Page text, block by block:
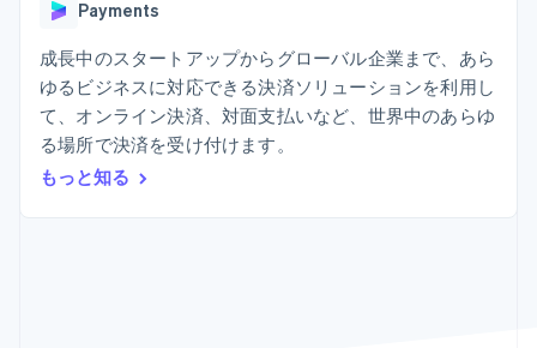
125 以上の決
可能
Terminal
対面支払い
Authorization
Boost
決済成功率の
最適化
Link
Stripe
Sigma
カスタムレ
ポート
Data
Pipeline
業種別
AI 企業
クリエイターエコノミ―
ビスのプロビジョニング
と管理
採用情報
ニュースルーム
Stripe Press
Payments
成長中のスタートアップからグローバル企業まで、あら
ゆるビジネスに対応できる決済ソリューションを利用し
て、オンライン決済、対面支払いなど、世界中のあらゆ
る場所で決済を受け付けます。
もっと知る